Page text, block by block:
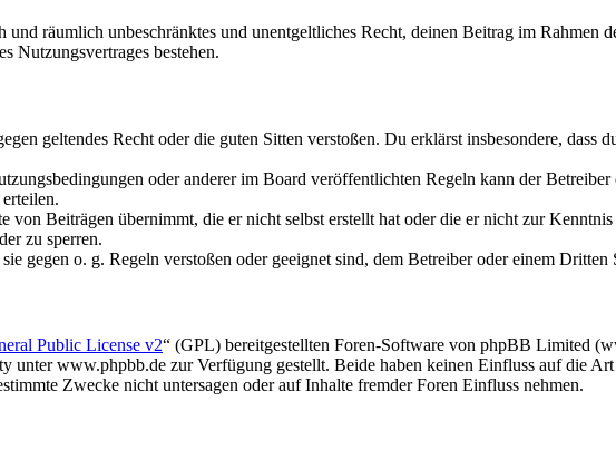
räumlich unbeschränktes und unentgeltliches Recht, deinen Beitrag im Rahmen
Nutzungsvertrages bestehen.
geltendes Recht oder die guten Sitten verstoßen. Du erklärst insbesondere, dass
oder anderer im Board veröffentlichten Regeln kann der
Beiträgen übernimmt, die er nicht selbst erstellt hat oder die er nicht zur Kenntnis
zu sperren.
gegen o. g. Regeln verstoßen oder geeignet sind, dem Betreiber oder einem Dritten
Public License v2“ (GPL) bereitgestellten Foren-Software von phpBB Limited
unter www.phpbb.de zur Verfügung gestellt. Beide haben keinen Einfluss auf die
Zwecke nicht untersagen oder auf Inhalte fremder Foren Einfluss nehmen.